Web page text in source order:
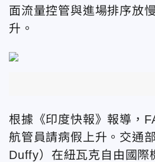
面流量控管與進場排序放
升。
根據《印度快報》報導，
航管員請病假上升。交通
Duffy）在紐瓦克自由國際